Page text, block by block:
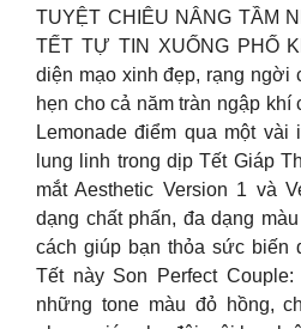
TUYỆT CHIÊU NÂNG TẦM
TẾT TỰ TIN XUỐNG PHỐ
diện mạo xinh đẹp, rạng ngời
hẹn cho cả năm tràn ngập
Lemonade điểm qua một vài
lung linh trong dịp Tết Giáp
mắt Aesthetic Version 1 và
dạng chất phấn, đa dạng
cách giúp bạn thỏa sức biến
Tết này Son Perfect
những tone màu đỏ hồng,